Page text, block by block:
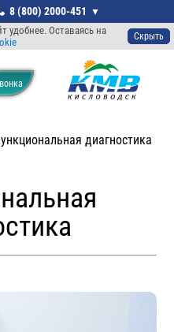
удобнее. Оставаясь на
Скрыть
8 (800) 2000-451
диагностика